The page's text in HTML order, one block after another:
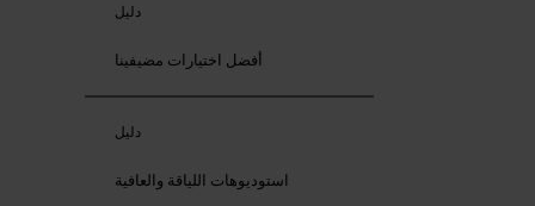
دليل
أفضل اختيارات مضيفينا
دليل
استوديوهات اللياقة والعافية